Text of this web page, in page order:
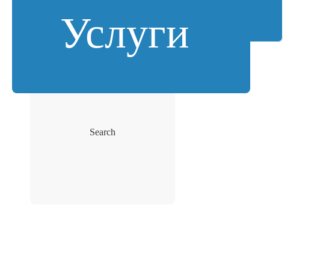
Услуги
Search